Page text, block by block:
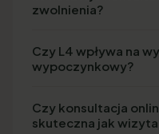
zwolnienia?
Czy L4 wpływa na
wypoczynkowy?
Czy konsultacja
skuteczna jak